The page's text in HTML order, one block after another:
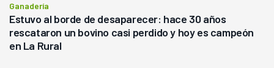
Ganadería
Estuvo al borde de desaparecer: hace 30 años
rescataron un bovino casi perdido y hoy es campeón
en La Rural